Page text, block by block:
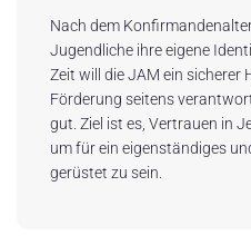
Nach dem
Jugendliche ihre eigene
Zeit will die JAM ein sicherer
Förderung seitens
gut. Ziel ist es, Vertrauen in
um für ein eigenständiges
gerüstet zu sein.